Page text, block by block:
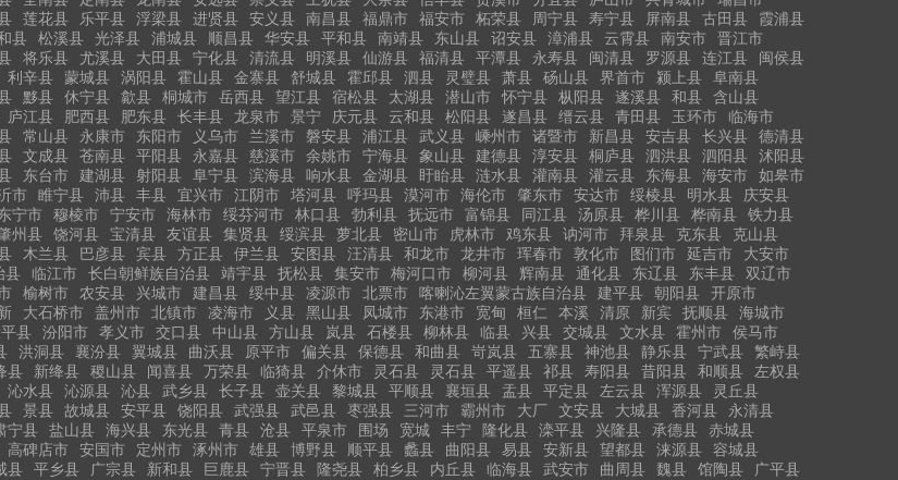
莲花县 乐平县 浮梁县 进贤县 安义县 南昌县 福鼎市 福安市 柘荣县 周宁县 寿宁县 屏南县 古田县
霞浦县
县 松溪县 光泽县 浦城县 顺昌县 华安县 平和县 南靖县 东山县 诏安县 漳浦县 云霄县 南安市
晋江市
将乐县 尤溪县 大田县 宁化县 清流县 明溪县 仙游县 福清县 平潭县 永寿县 闽清县 罗源县 连江县
闽侯县
利辛县 蒙城县 涡阳县 霍山县 金寨县 舒城县 霍邱县 泗县 灵璧县 萧县 砀山县 界首市 颍上县
阜南县
黟县 休宁县 歙县 桐城市 岳西县 望江县 宿松县 太湖县 潜山市 怀宁县 枞阳县 遂溪县 和县
含山县
庐江县 肥西县 肥东县 长丰县 龙泉市 景宁 庆元县 云和县 松阳县 遂昌县 缙云县 青田县 玉环市
临海市
常山县 永康市 东阳市 义乌市 兰溪市 磐安县 浦江县 武义县 嵊州市 诸暨市 新昌县 安吉县 长兴县
德清县
文成县 苍南县 平阳县 永嘉县 慈溪市 余姚市 宁海县 象山县 建德县 淳安县 桐庐县 泗洪县 泗阳县
沭阳县
东台市 建湖县 射阳县 阜宁县 滨海县 响水县 金湖县 盱眙县 涟水县 灌南县 灌云县 东海县 海安市
如皋市
市 睢宁县 沛县 丰县 宜兴市 江阴市 塔河县 呼玛县 漠河市 海伦市 肇东市 安达市 绥棱县 明水县
庆安县
宁市 穆棱市 宁安市 海林市 绥芬河市 林口县 勃利县 抚远市 富锦县 同江县 汤原县 桦川县 桦南县
铁力县
州县 饶河县 宝清县 友谊县 集贤县 绥滨县 萝北县 密山市 虎林市 鸡东县 讷河市 拜泉县 克东县
克山县
木兰县 巴彦县 宾县 方正县 伊兰县 安图县 汪清县 和龙市 龙井市 珲春市 敦化市 图们市 延吉市
大安市
县 临江市 长白朝鲜族自治县 靖宇县 抚松县 集安市 梅河口市 柳河县 辉南县 通化县 东辽县 东丰县
双辽市
榆树市 农安县 兴城市 建昌县 绥中县 凌源市 北票市 喀喇沁左翼蒙古族自治县 建平县 朝阳县
开原市
大石桥市 盖州市 北镇市 凌海市 义县 黑山县 凤城市 东港市 宽甸 桓仁 本溪 清原 新宾 抚顺县
海城市
县 汾阳市 孝义市 交口县 中山县 方山县 岚县 石楼县 柳林县 临县 兴县 交城县 文水县 霍州市
侯马市
洪洞县 襄汾县 翼城县 曲沃县 原平市 偏关县 保德县 和曲县 岢岚县 五寨县 神池县 静乐县 宁武县
繁峙县
县 新绛县 稷山县 闻喜县 万荣县 临猗县 介休市 灵石县 灵石县 平遥县 祁县 寿阳县 昔阳县 和顺县
左权县
沁水县 沁源县 沁县 武乡县 长子县 壶关县 黎城县 平顺县 襄垣县 盂县 平定县 左云县 浑源县
灵丘县
景县 故城县 安平县 饶阳县 武强县 武邑县 枣强县 三河市 霸州市 大厂 文安县 大城县 香河县
永清县
宁县 盐山县 海兴县 东光县 青县 沧县 平泉市 围场 宽城 丰宁 隆化县 滦平县 兴隆县 承德县
赤城县
高碑店市 安国市 定州市 涿州市 雄县 博野县 顺平县 蠡县 曲阳县 易县 安新县 望都县 涞源县
容城县
县 平乡县 广宗县 新和县 巨鹿县 宁晋县 隆尧县 柏乡县 内丘县 临海县 武安市 曲周县 魏县 馆陶县 广平县